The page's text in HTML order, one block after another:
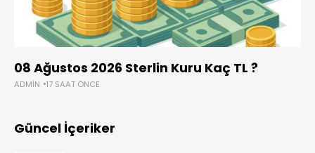
08 Ağustos 2026 Sterlin Kuru Kaç TL ?
ADMIN 17 SAAT ÖNCE
Güncel İçeriker